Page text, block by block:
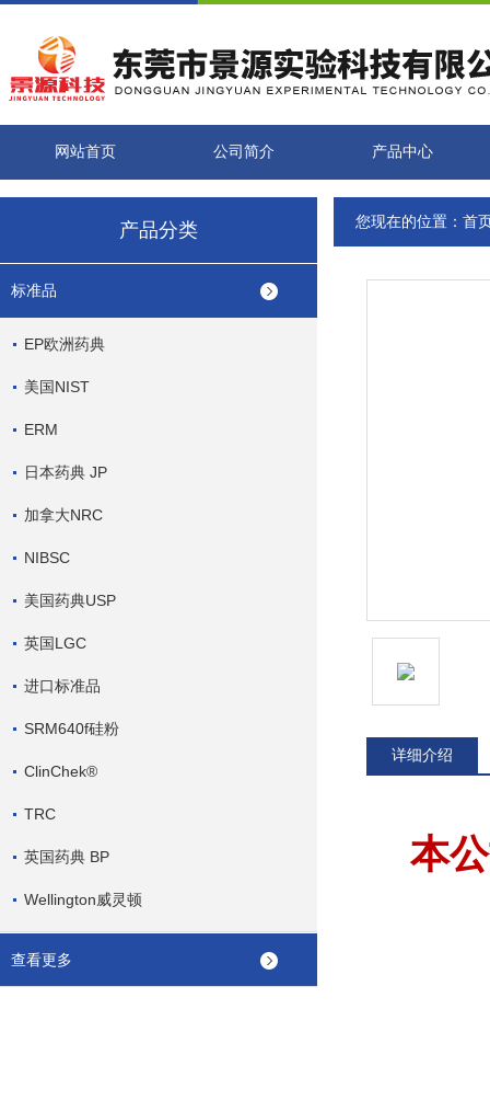
网站首页 公司简介 产品中心
产品分类
标准品
EP欧洲药典
美国NIST
ERM
日本药典 JP
加拿大NRC
NIBSC
美国药典USP
英国LGC
进口标准品
SRM640f硅粉
ClinChek®
TRC
英国药典 BP
Wellington威灵顿
查看更多
您现在的位置： 首
详细介绍
本